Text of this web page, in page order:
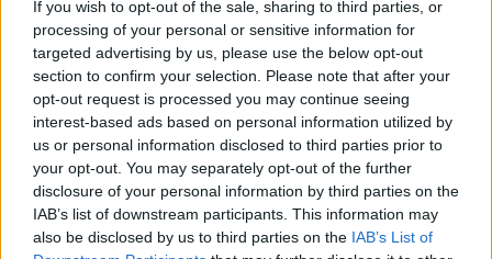
If you wish to opt-out of the sale, sharing to third parties, or
processing of your personal or sensitive information for
targeted advertising by us, please use the below opt-out
section to confirm your selection. Please note that after your
opt-out request is processed you may continue seeing
interest-based ads based on personal information utilized by
us or personal information disclosed to third parties prior to
your opt-out. You may separately opt-out of the further
disclosure of your personal information by third parties on the
IAB’s list of downstream participants. This information may
also be disclosed by us to third parties on the IAB’s List of
A kompakt villanyautók kulcsszerepet kaphatnak az európai
városok közlekedési kihívásainak kezelésében, az Ioniq 3
pedig azt a célt szolgálja, hogy avillanyautózás
elérhetővé és vonzóvá váljon a szélesebb vásárlói
rétegek számára